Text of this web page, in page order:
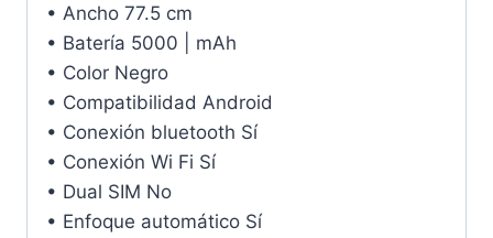
• Ancho 77.5 cm
• Batería 5000 | mAh
• Color Negro
• Compatibilidad Android
• Conexión bluetooth Sí
• Conexión Wi Fi Sí
• Dual SIM No
• Enfoque automático Sí